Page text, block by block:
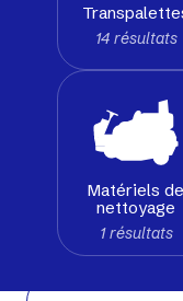
14 résultats
Matériels de
nettoyage
1 résultats